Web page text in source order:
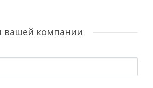
вашей компании